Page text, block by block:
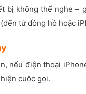
bị không thể nghe
từ đồng hồ hoặc
nếu điện thoại
cuộc gọi.